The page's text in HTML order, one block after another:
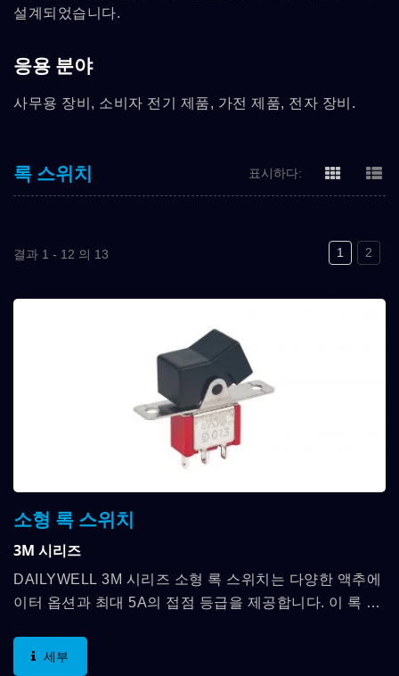
설계되었습니다.
응용 분야
사무용 장비, 소비자 전기 제품, 가전 제품, 전자 장비.
록 스위치 표시하다:
결과 1 - 12 의 13 1 2
소형 록 스위치
3M 시리즈
DAILYWELL 3M 시리즈 소형 록 스위치는 다양한 액추에
이터 옵션과 최대 5A의 접점 등급을 제공합니다. 이 록 스
칭...
세부